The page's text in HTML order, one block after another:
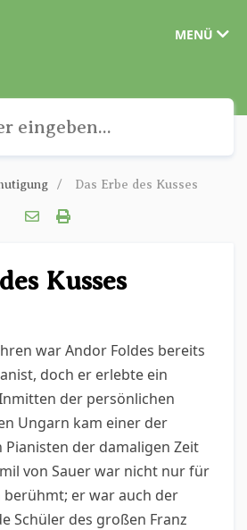
MENÜ
Das Erbe des Kusses
Kusses
war Andor Foldes bereits
doch er erlebte ein
der persönlichen
Ungarn kam einer der
der damaligen Zeit
von Sauer war nicht nur für
berühmt; er war auch der
Schüler des großen Franz